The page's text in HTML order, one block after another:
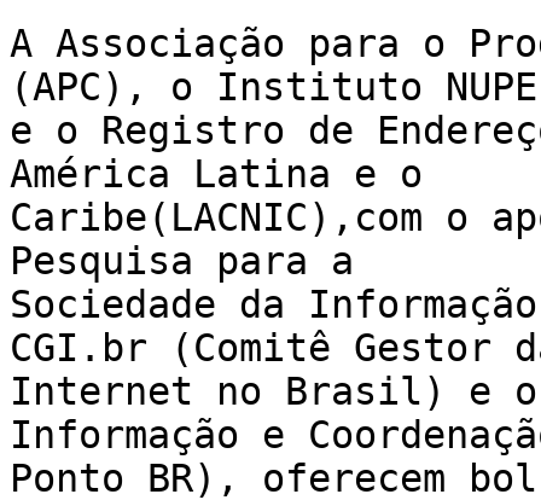
A Associação para o
(APC), o Instituto
e o Registro de
América Latina e o
Caribe(LACNIC),com o
Pesquisa para a
Sociedade da
CGI.br (Comitê Gestor
Internet no Brasil) e o
Informação e
Ponto BR), oferecem